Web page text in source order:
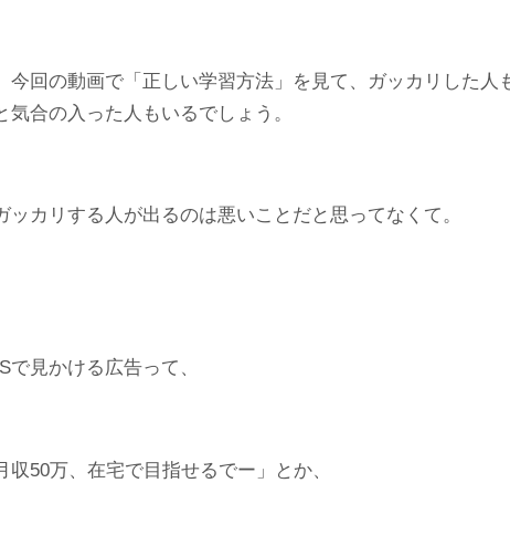
今回の動画で「正しい学習方法」を見て、ガッカリした人
気合の入った人もいるでしょう。
ッカリする人が出るのは悪いことだと思ってなくて。
で見かける広告って、
収50万、在宅で目指せるでー」とか、